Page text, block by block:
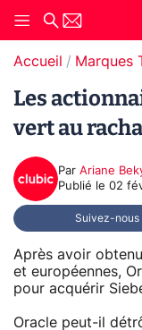
Accueil Marques
Les
vert au
Par Ariane
Publié le 02
Suivez-nous
Après avoir
et européennes,
pour acquérir
Oracle peut-il